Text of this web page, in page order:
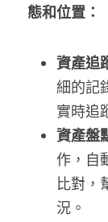
態和位置：
資產追
細的記
實時追
資產盤
作，自
比對，
況。